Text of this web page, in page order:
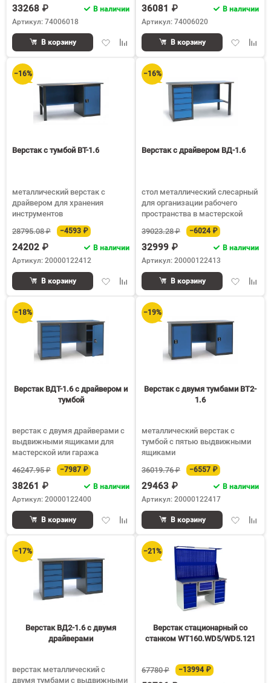
33268 ₽
В наличии
Артикул: 74006018
ДобавитьДобавить
сравнению
В корзину
36081 ₽
В наличии
Артикул: 74006020
Добавить
В корзину
−16%
Верстак с тумбой ВТ-1.6
металлический верстак с
драйвером для хранения
инструментов
28795.08 ₽
−4593 ₽
24202 ₽
В наличии
Артикул: 20000122412
ДобавитьДобавить
сравнению
В корзину
−16%
Верстак с драйвером ВД-1.6
стол металлический слесарный
для организации рабочего
пространства в мастерской
39023.28 ₽
−6024 ₽
32999 ₽
В наличии
Артикул: 20000122413
Добавить
В корзину
−18%
Верстак ВДТ-1.6 с драйвером и
тумбой
верстак с двумя драйверами с
выдвижными ящиками для
мастерской или гаража
46247.95 ₽
−7987 ₽
38261 ₽
В наличии
Артикул: 20000122400
ДобавитьДобавить
сравнению
В корзину
−19%
Верстак с двумя тумбами ВТ2-
1.6
металлический верстак с
тумбой с пятью выдвижными
ящиками
36019.76 ₽
−6557 ₽
29463 ₽
В наличии
Артикул: 20000122417
Добавить
В корзину
−17%
Верстак ВД2-1.6 с двумя
драйверами
верстак металлический с
двумя тумбами с выдвижными
−21%
Верстак стационарный со
станком WT160.WD5/WD5.121
67780 ₽ −13994 ₽